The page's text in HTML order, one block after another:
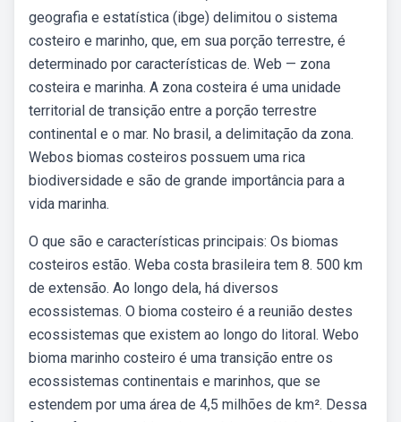
geografia e estatística (ibge) delimitou o sistema
costeiro e marinho, que, em sua porção terrestre, é
determinado por características de. Web — zona
costeira e marinha. A zona costeira é uma unidade
territorial de transição entre a porção terrestre
continental e o mar. No brasil, a delimitação da zona.
Webos biomas costeiros possuem uma rica
biodiversidade e são de grande importância para a
vida marinha.
O que são e características principais: Os biomas
costeiros estão. Weba costa brasileira tem 8. 500 km
de extensão. Ao longo dela, há diversos
ecossistemas. O bioma costeiro é a reunião destes
ecossistemas que existem ao longo do litoral. Webo
bioma marinho costeiro é uma transição entre os
ecossistemas continentais e marinhos, que se
estendem por uma área de 4,5 milhões de km². Dessa